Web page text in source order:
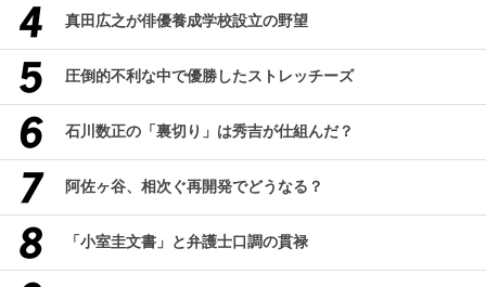
真田広之が俳優養成学校設立の野望
圧倒的不利な中で優勝したストレッチーズ
石川数正の「裏切り」は秀吉が仕組んだ？
阿佐ヶ谷、相次ぐ再開発でどうなる？
「小室圭文書」と弁護士口調の貫禄